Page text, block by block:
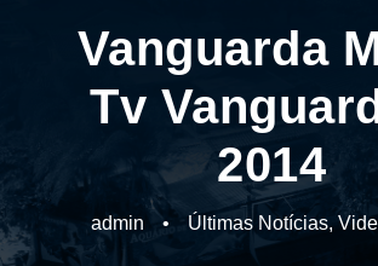
Vanguarda
Tv
2014
admin • Últimas Notícias,